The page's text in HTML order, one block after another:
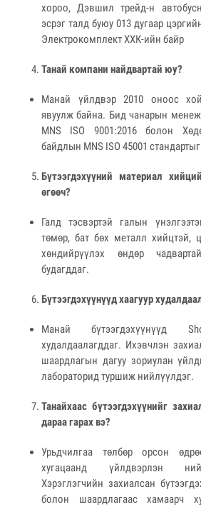
хороо, Дэвшил трейд-н
эсрэг талд буюу 013 дугаар
Электрокомплект ХХК-ийн байр
Танай компани найдвартай юу?
Манай үйлдвэр 2010 оноос
явуулж байна. Бид чанарын
MNS ISO 9001:2016 болон
байдлын MNS ISO 45001
Бүтээгдэхүүний материал
өгөөч?
Галд тэсвэртэй галын
төмөр, бат бөх металл хийцтэй,
хөндийрүүлэх өндөр
будагддаг.
Бүтээгдэхүүнүүд хаагуур
Манай бүтээгдэхүүнүүд
худалдаалагддаг. Ихэвчлэн
шаардлагын дагуу зориулан
лабораторид туршиж нийлүүлдэг.
Танайхаас бүтээгдэхүүнийг
дараа гарах вэ?
Урьдчилгаа төлбөр орсон
хугацаанд үйлдвэрлэн
Хэрэглэгчийн захиалсан
болон шаардлагаас хамаарч